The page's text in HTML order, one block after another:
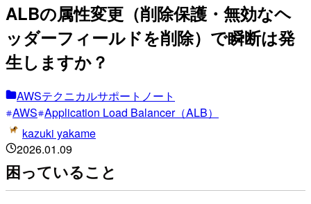
ALBの属性変更（削除保護・無効なヘ
ッダーフィールドを削除）で瞬断は発
生しますか？
AWSテクニカルサポートノート
AWS Application Load Balancer（ALB）
kazuki yakame
2026.01.09
困っていること